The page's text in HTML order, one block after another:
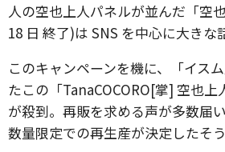
人の空也上人パネルが並んだ「空
18 日 終了)は SNS を中心に大きな
このキャンペーンを機に、「イス
たこの「TanaCOCORO[掌] 空也
が殺到。再販を求める声が多数届
数量限定での再生産が決定したそう